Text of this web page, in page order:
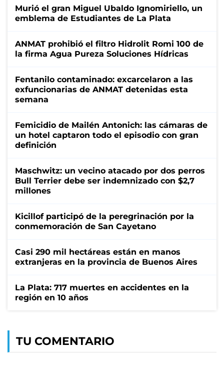
Murió el gran Miguel Ubaldo Ignomiriello, un
emblema de Estudiantes de La Plata
ANMAT prohibió el filtro Hidrolit Romi 100 de
la firma Agua Pureza Soluciones Hídricas
Fentanilo contaminado: excarcelaron a las
exfuncionarias de ANMAT detenidas esta
semana
Femicidio de Mailén Antonich: las cámaras de
un hotel captaron todo el episodio con gran
definición
Maschwitz: un vecino atacado por dos perros
Bull Terrier debe ser indemnizado con $2,7
millones
Kicillof participó de la peregrinación por la
conmemoración de San Cayetano
Casi 290 mil hectáreas están en manos
extranjeras en la provincia de Buenos Aires
La Plata: 717 muertes en accidentes en la
región en 10 años
TU COMENTARIO